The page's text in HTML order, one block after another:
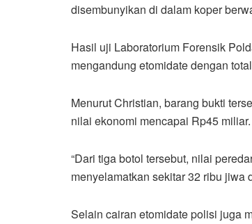
disembunyikan di dalam koper
Hasil uji Laboratorium Forensik
mengandung etomidate dengan
Menurut Christian, barang bukti
nilai ekonomi mencapai Rp45 miliar.
“Dari tiga botol tersebut, nilai
menyelamatkan sekitar 32 ribu jiwa
Selain cairan etomidate polisi juga